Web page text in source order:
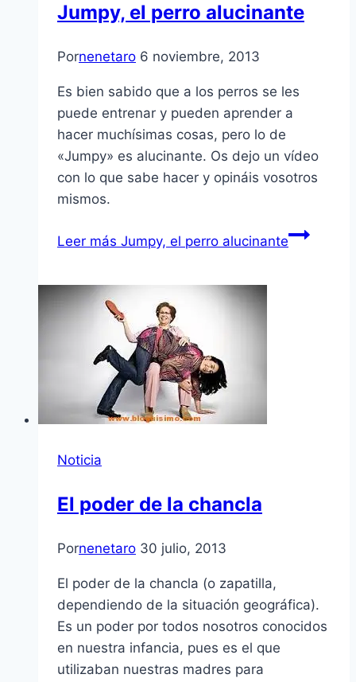
Jumpy, el perro alucinante
Pornenetaro 6 noviembre, 2013
Es bien sabido que a los perros se les
puede entrenar y pueden aprender a
hacer muchísimas cosas, pero lo de
«Jumpy» es alucinante. Os dejo un vídeo
con lo que sabe hacer y opináis vosotros
mismos.
Leer más Jumpy, el perro alucinante
Noticia
El poder de la chancla
Pornenetaro 30 julio, 2013
El poder de la chancla (o zapatilla,
dependiendo de la situación geográfica).
Es un poder por todos nosotros conocidos
en nuestra infancia, pues es el que
utilizaban nuestras madres para